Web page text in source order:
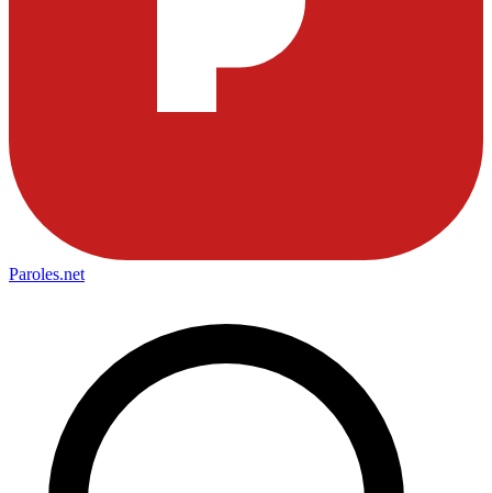
Paroles.net